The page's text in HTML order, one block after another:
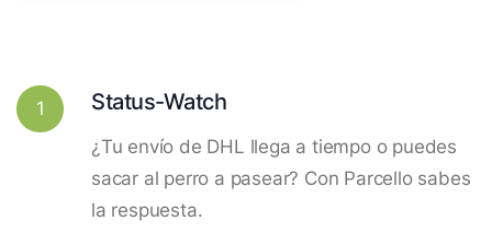
1 Status-Watch
¿Tu envío de DHL llega a tiempo o puedes
sacar al perro a pasear? Con Parcello sabes
la respuesta.